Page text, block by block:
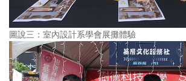
圖說三：室內設計系學會展攤體驗